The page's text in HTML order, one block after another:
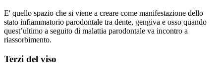
E' quello spazio che si viene a creare come manifestazione dello
stato infiammatorio parodontale tra dente, gengiva e osso quando
quest’ultimo a seguito di malattia parodontale va incontro a
riassorbimento.
Terzi del viso